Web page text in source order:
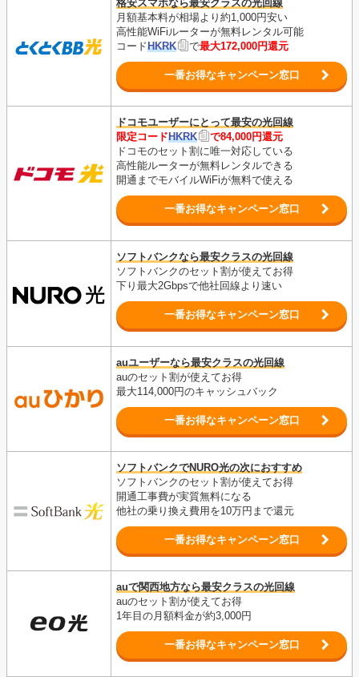
格安スマホなら最安クラスの光回線
月額基本料が相場より約1,000円安い
高性能WiFiルーターが無料レンタル可能
コードHKRK で最大172,000円還元
一番お得なキャンペーン窓口
ドコモユーザーにとって最安の光回線
限定コードHKRK
で84,000円還元
ドコモのセット割に唯一対応している
高性能ルーターが無料レンタルできる
開通までモバイルWiFiが無料で使える
一番お得なキャンペーン窓口
ソフトバンクなら最安クラスの光回線
ソフトバンクのセット割が使えてお得
下り最大2Gbpsで他社回線より速い
一番お得なキャンペーン窓口
auユーザーなら最安クラスの光回線
auのセット割が使えてお得
最大114,000円のキャッシュバック
一番お得なキャンペーン窓口
ソフトバンクでNURO光の次におすすめ
ソフトバンクのセット割が使えてお得
開通工事費が実質無料になる
他社の乗り換え費用を10万円まで還元
一番お得なキャンペーン窓口
auで関西地方なら最安クラスの光回線
auのセット割が使えてお得
1年目の月額料金が約3,000円
一番お得なキャンペーン窓口